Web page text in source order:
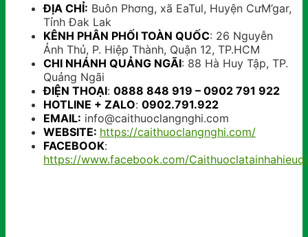
ĐỊA CHỈ: Buôn Phơng, xã EaTul, Huyện CưM’gar,
Tỉnh Đak Lak
KÊNH PHÂN PHỐI TOÀN QUỐC: 26 Nguyễn
Ảnh Thủ, P. Hiệp Thành, Quận 12, TP.HCM
CHI NHÁNH QUẢNG NGÃI: 88 Hà Huy Tập, TP.
Quảng Ngãi
ĐIỆN THOẠI: 0888 848 919 – 0902 791 922
HOTLINE + ZALO: 0902.791.922
EMAIL: info@caithuoclangnghi.com
WEBSITE: https://caithuoclangnghi.com/
FACEBOOK:
https://www.facebook.com/